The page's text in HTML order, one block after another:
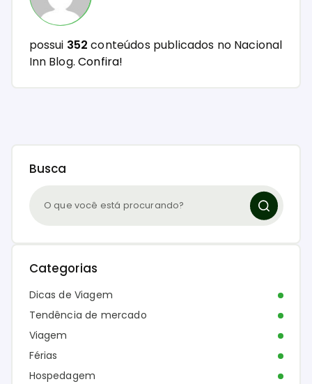
possui 352 conteúdos publicados no Nacional
Inn Blog.Confira!
Busca
Categorias
Dicas de Viagem
Tendência de mercado
Viagem
Férias
Hospedagem